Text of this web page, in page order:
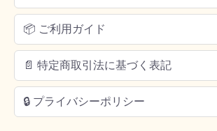
📦 ご利用ガイド
📄 特定商取引法に基づく表記
🔒 プライバシーポリシー